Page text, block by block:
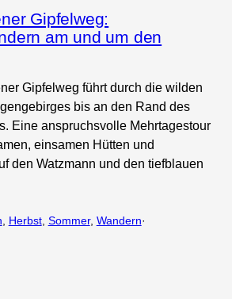
Gipfelweg:
am und um den
Gipfelweg führt durch die wilden
bis an den Rand des
Eine anspruchsvolle Mehrtagestour
einsamen Hütten und
den Watzmann und den tiefblauen
Herbst, Sommer, Wandern·